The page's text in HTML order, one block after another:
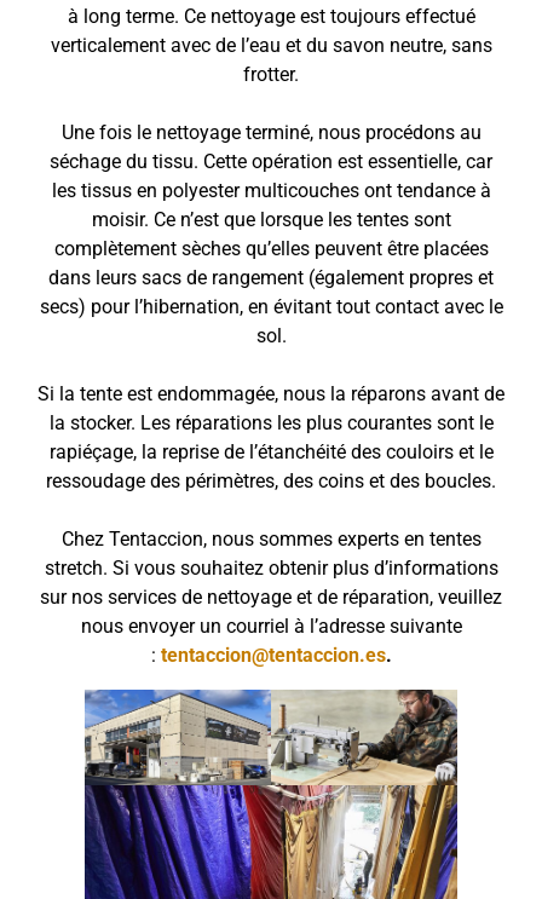
à long terme. Ce nettoyage est toujours effectué
verticalement avec de l’eau et du savon neutre, sans
frotter.
Une fois le nettoyage terminé, nous procédons au
séchage du tissu. Cette opération est essentielle, car
les tissus en polyester multicouches ont tendance à
moisir. Ce n’est que lorsque les tentes sont
complètement sèches qu’elles peuvent être placées
dans leurs sacs de rangement (également propres et
secs) pour l’hibernation, en évitant tout contact avec le
sol.
Si la tente est endommagée, nous la réparons avant de
la stocker. Les réparations les plus courantes sont le
rapiéçage, la reprise de l’étanchéité des couloirs et le
ressoudage des périmètres, des coins et des boucles.
Chez Tentaccion, nous sommes experts en tentes
stretch. Si vous souhaitez obtenir plus d’informations
sur nos services de nettoyage et de réparation, veuillez
nous envoyer un courriel à l’adresse suivante
: tentaccion@tentaccion.es.